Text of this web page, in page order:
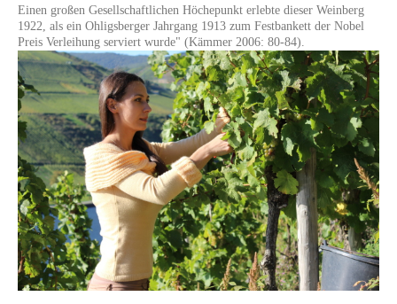
Einen großen Gesellschaftlichen Höchepunkt erlebte dieser Weinberg
1922, als ein Ohligsberger Jahrgang 1913 zum Festbankett der Nobel
Preis Verleihung serviert wurde" (Kämmer 2006: 80-84).